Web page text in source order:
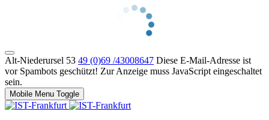
Alt-Niederursel 53 49 (0)69 /43008647 Diese E-Mail-Adresse ist
vor Spambots geschützt! Zur Anzeige muss JavaScript eingeschaltet
sein.
Mobile Menu Toggle